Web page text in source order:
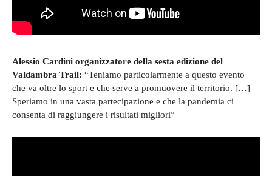
Alessio Cardini organizzatore della sesta edizione del
Valdambra Trail: “Teniamo particolarmente a questo evento
che va oltre lo sport e che serve a promuovere il territorio. […]
Speriamo in una vasta partecipazione e che la pandemia ci
consenta di raggiungere i risultati migliori”